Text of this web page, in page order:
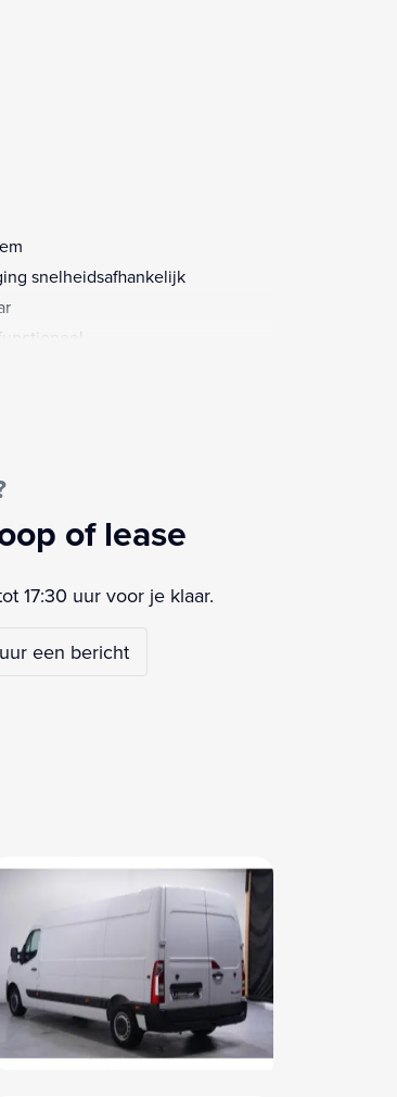
snelheidsafhankelijk
of lease
17:30 uur voor je klaar.
een bericht